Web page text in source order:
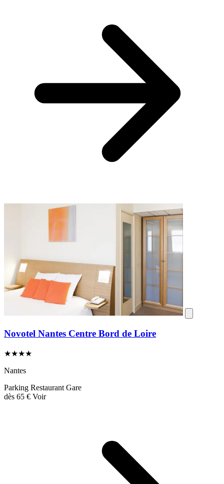
Novotel Nantes Centre Bord de Loire
★★★★
Nantes
Parking Restaurant Gare
dès 65 € Voir